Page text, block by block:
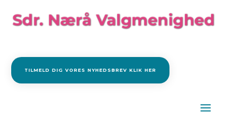
TILMELD DIG VORES NYHEDSBREV KLIK HER